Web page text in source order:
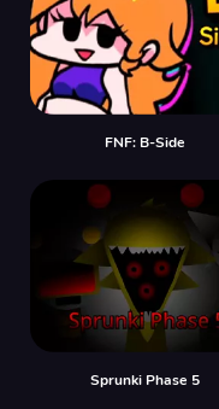
FNF: B-Side
Sprunki Phase 5